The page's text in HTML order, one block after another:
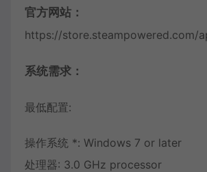
官方网站：
https://store.steampowered.com/
系统需求：
最低配置:
操作系统 *: Windows 7 or later
处理器: 3.0 GHz processor